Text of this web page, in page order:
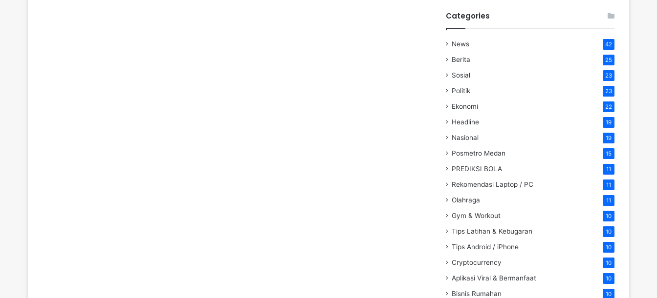
Categories
News 42
Berita 25
Sosial 23
Politik 23
Ekonomi 22
Headline 19
Nasional 19
Posmetro Medan 15
PREDIKSI BOLA 11
Rekomendasi Laptop / PC 11
Olahraga 11
Gym & Workout 10
Tips Latihan & Kebugaran 10
Tips Android / iPhone 10
Cryptocurrency 10
Aplikasi Viral & Bermanfaat 10
Bisnis Rumahan 10